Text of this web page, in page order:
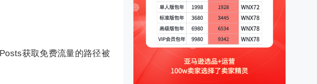
获取免费流量的路径被